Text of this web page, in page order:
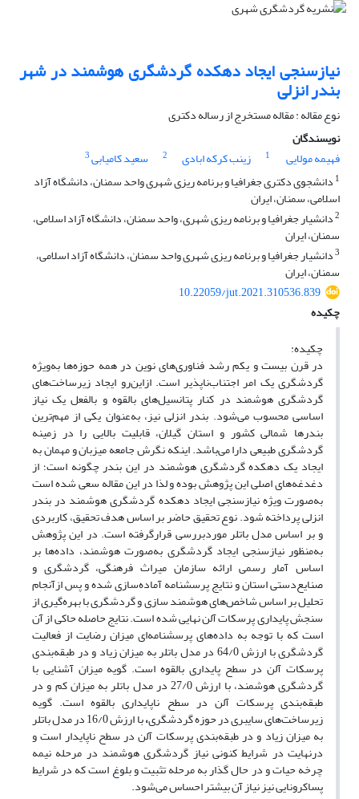
نیازسنجی ایجاد دهکده گردشگری هوشمند در شهر
بندر انزلی
نوع مقاله : مقاله مستخرج از رساله دکتری
نویسندگان
فهیمه مولایی
1 زینب کرکه ابادی 2 سعید کامیابی3
1 دانشجوی دکتری جغرافیا و برنامه ریزی شهری واحد سمنان، دانشگاه آزاد
اسلامی، سمنان، ایران
2دانشیار جغرافیا و برنامه ‌ریزی شهری، واحد سمنان، دانشگاه آزاد اسلامی،
سمنان، ایران
3دانشیار جغرافیا و برنامه ریزی شهری واحد سمنان، دانشگاه آزاد اسلامی،
سمنان، ایران
10.22059/jut.2021.310536.839
چکیده
چکیده:
در قرن بیست و یکم رشد فناوری‌های نوین در همه حوزه‌ها به‌ویژه
گردشگری یک امر اجتناب‌ناپذیر است. ازاین‌رو ایجاد زیرساخت‌های
گردشگری هوشمند در کنار پتانسیل‌های بالقوه و بالفعل یک نیاز
اساسی محسوب می‌شود. بندر انزلی نیز، به‌عنوان یکی از مهم‌ترین
بندرها شمالی کشور و استان گیلان، قابلیت بالایی را در زمینه
گردشگری طبیعی دارا می‌باشد. اینکه نگرش جامعه میزبان و مهمان به
ایجاد یک دهکده گردشگری هوشمند در این بندر چگونه است؛ از
دغدغه‌های اصلی این پژوهش بوده و لذا در این مقاله سعی شده است
به‌صورت ویژه نیازسنجی ایجاد دهکده گردشگری هوشمند در بندر
انزلی پرداخته شود. نوع تحقیق حاضر بر اساس هدف تحقیق، کاربردی
و بر اساس مدل باتلر موردبررسی قرارگرفته است. در این پژوهش
به‌منظور نیازسنجی ایجاد گردشگری به‌صورت هوشمند، داده‌ها بر
اساس آمار رسمی ارائه سازمان میراث فرهنگی، گردشگری و
صنایع‌دستی استان و نتایج پرسشنامه آماده‌سازی شده و پس ازآنجام
تحلیل بر اساس شاخص‌های هوشمند سازی و گردشگری با بهره‌گیری از
سنجش پایداری پرسکات آلن نهایی شده است. نتایج حاصله حاکی از آن
است که با توجه به داده‌های پرسشنامه‌ای میزان رضایت از فعالیت
گردشگری با ارزش 64/0 در مدل باتلر به میزان زیاد و در طبقه‌بندی
پرسکات آلن در سطح پایداری بالقوه است. گویه میزان آشنایی با
گردشگری هوشمند، با ارزش 27/0 در مدل باتلر به میزان کم و در
طبقه‌بندی پرسکات آلن در سطح ناپایداری بالقوه است. گویه
زیرساخت‌های سایبری در حوزه گردشگری، با ارزش 16/0 در مدل باتلر
به میزان زیاد و در طبقه‌بندی پرسکات آلن در سطح ناپایدار است و
درنهایت در شرایط کنونی نیاز گردشگری هوشمند در مرحله نیمه
چرخه حیات و در حال گذار به مرحله تثبیت و بلوغ است که در شرایط
پساکرونایی نیز نیاز آن بیشتر احساس می‌شود.